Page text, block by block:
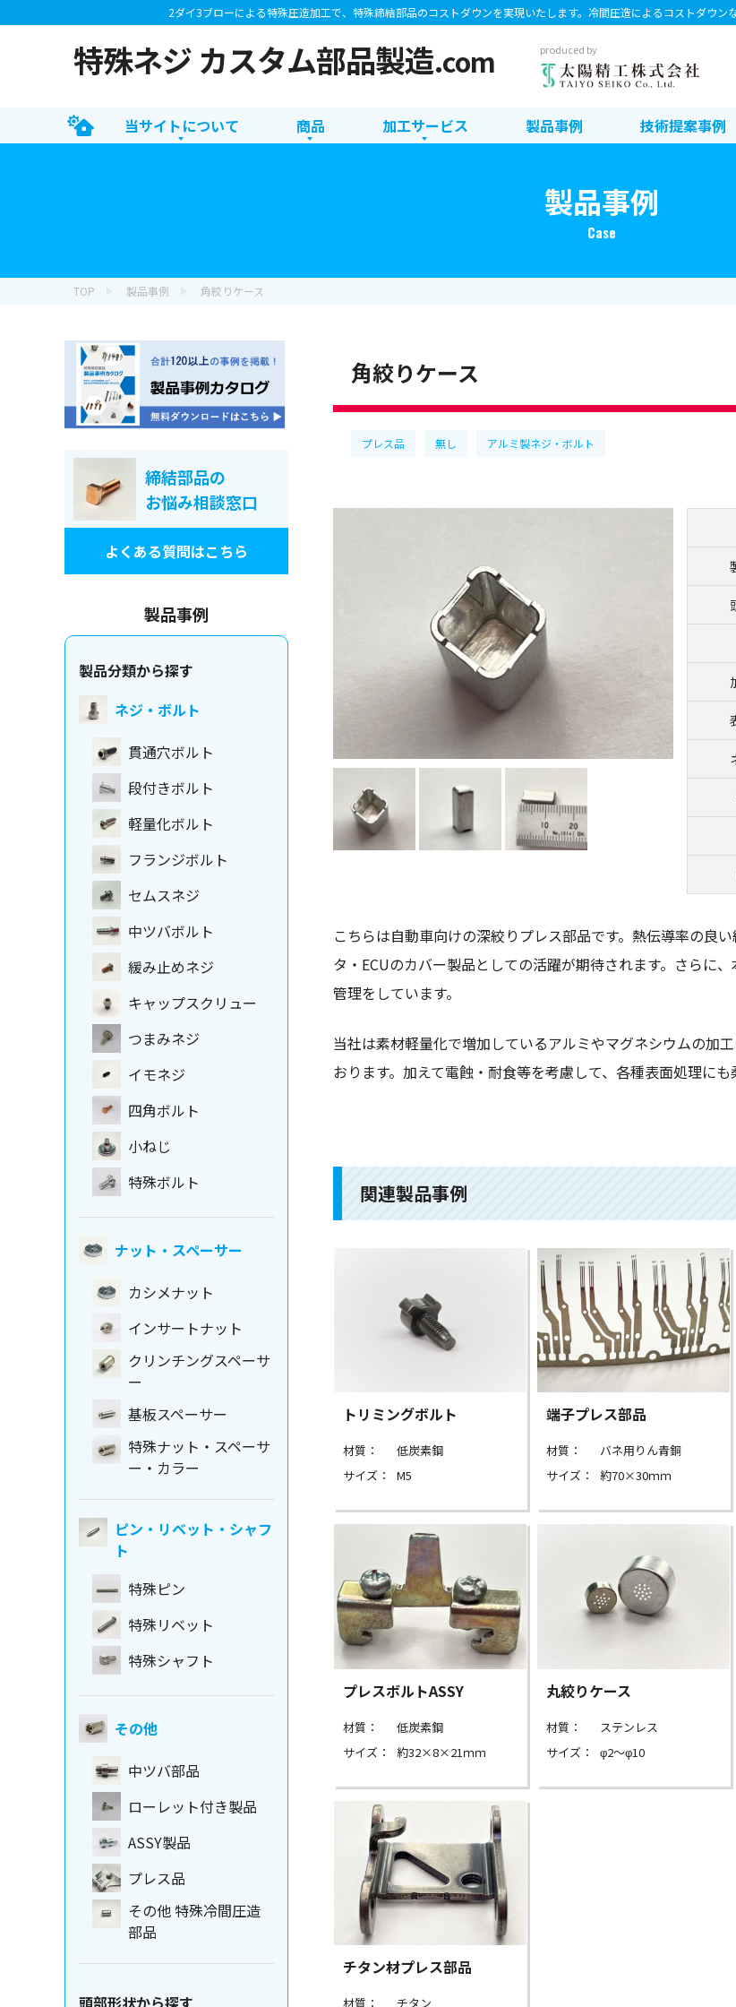
2ダイ3ブローによる特殊圧造加工で、特殊締結部品のコストダウンを実現いたします。冷間圧造によるコストダウ
特殊ネジ カスタム部品製造.com produced by
当サイトについて 商品 加工サービス 製品事例 技術提案事例
製品事例
Case
TOP 製品事例 角絞りケース
角絞りケース
プレス品 無し アルミ製ネジ・ボルト
こちらは自動車向けの深絞りプレス部品です。熱伝導率の良い
タ・ECUのカバー製品としての活躍が期待されます。さらに
管理をしています。
当社は素材軽量化で増加しているアルミやマグネシウムの加
おります。加えて電蝕・耐食等を考慮して、各種表面処理に
関連製品事例
トリミングボルト
材質：
低炭素鋼
サイズ：
M5
端子プレス部品
材質：
バネ用りん青銅
サイズ：
約70×30ｍｍ
プレスボルトASSY
材質：
低炭素鋼
サイズ：
約32×8×21ｍｍ
丸絞りケース
材質：
ステンレス
サイズ：
φ2～φ10
チタン材プレス部品
材質：
チタン
締結部品の
お悩み相談窓口
よくある質問はこちら
製品事例
製品分類から探す
ネジ・ボルト
貫通穴ボルト
段付きボルト
軽量化ボルト
フランジボルト
セムスネジ
中ツバボルト
緩み止めネジ
キャップスクリュー
つまみネジ
イモネジ
四角ボルト
小ねじ
特殊ボルト
ナット・スペーサー
カシメナット
インサートナット
クリンチングスペーサ
ー
基板スペーサー
特殊ナット・スペーサ
ー・カラー
ピン・リベット・シャフ
ト
特殊ピン
特殊リベット
特殊シャフト
その他
中ツバ部品
ローレット付き製品
ASSY製品
プレス品
その他 特殊冷間圧造
部品